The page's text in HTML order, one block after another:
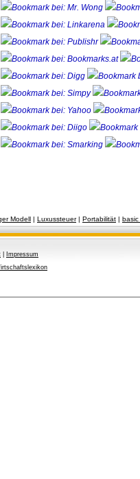
Modell | Luxussteuer| Portabilität | basic
Impressum